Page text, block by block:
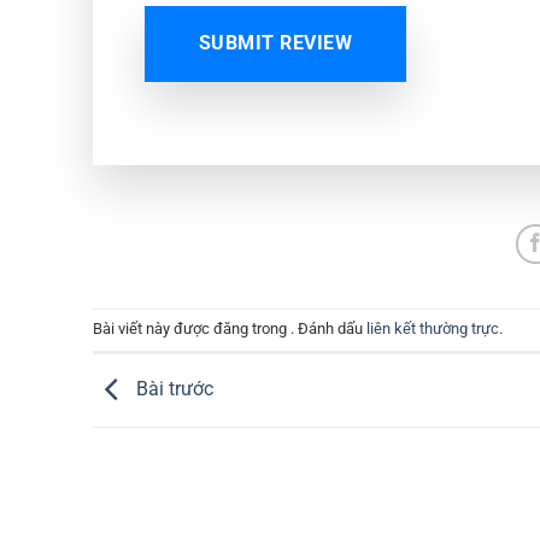
SUBMIT REVIEW
Bài viết này được đăng trong . Đánh dấu liên kết thường trực.
Bài trước